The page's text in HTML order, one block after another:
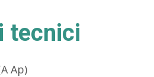
tecnici
Ap)